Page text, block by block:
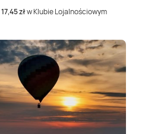
17,45 złw Klubie Lojalnościowym